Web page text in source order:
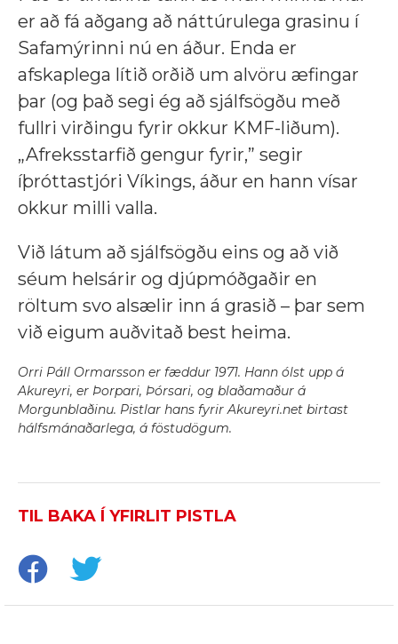
er að fá aðgang að náttúrulega grasinu í
Safamýrinni nú en áður. Enda er
afskaplega lítið orðið um alvöru æfingar
þar (og það segi ég að sjálfsögðu með
fullri virðingu fyrir okkur KMF-liðum).
„Afreksstarfið gengur fyrir,” segir
íþróttastjóri Víkings, áður en hann vísar
okkur milli valla.
Við látum að sjálfsögðu eins og að við
séum helsárir og djúpmóðgaðir en
röltum svo alsælir inn á grasið – þar sem
við eigum auðvitað best heima.
Orri Páll Ormarsson er fæddur 1971. Hann ólst upp á
Akureyri, er Þorpari, Þórsari, og blaðamaður á
Morgunblaðinu. Pistlar hans fyrir Akureyri.net birtast
hálfsmánaðarlega, á föstudögum.
TIL BAKA Í YFIRLIT PISTLA